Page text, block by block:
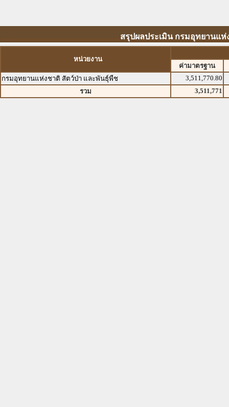
สรุปผลประเมิน กรมอุทยานแห่
หน่วยงาน
ค่ามาตรฐาน
กรมอุทยานแห่งชาติ สัตว์ป่า และพันธุ์พืช
3,511,770.80
รวม
3,511,771